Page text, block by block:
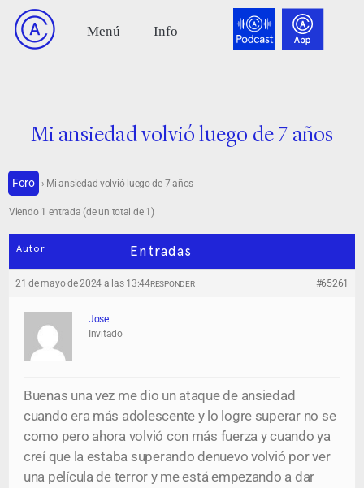
Mi ansiedad volvió luego de 7 años
Foro › Mi ansiedad volvió luego de 7 años
Viendo 1 entrada (de un total de 1)
Autor Entradas
21 de mayo de 2024 a las 13:44 #65261
RESPONDER
Jose
Invitado
Buenas una vez me dio un ataque de ansiedad
cuando era más adolescente y lo logre superar no se
como pero ahora volvió con más fuerza y cuando ya
creí que la estaba superando denuevo volvió por ver
una película de terror y me está empezando a dar